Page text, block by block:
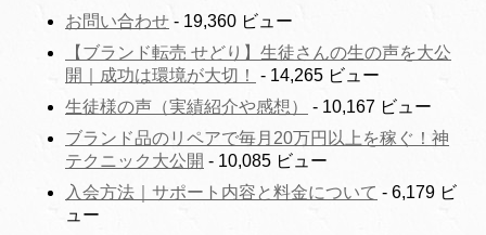
お問い合わせ - 19,360 ビュー
【ブランド転売 せどり】生徒さんの生の声を大公
開｜成功は環境が大切！
- 14,265 ビュー
生徒様の声（実績紹介や感想）
- 10,167 ビュー
ブランド品のリペアで毎月20万円以上を稼ぐ！神
テクニック大公開 - 10,085 ビュー
入会方法｜サポート内容と料金について - 6,179 ビ
ュー